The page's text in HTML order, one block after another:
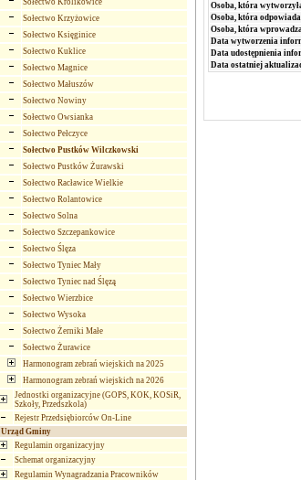
Sołectwo Królikowice
Sołectwo Krzyżowice
Sołectwo Księginice
Sołectwo Kuklice
Sołectwo Magnice
Sołectwo Małuszów
Sołectwo Nowiny
Sołectwo Owsianka
Sołectwo Pełczyce
Sołectwo Pustków Wilczkowski
Sołectwo Pustków Żurawski
Sołectwo Racławice Wielkie
Sołectwo Rolantowice
Sołectwo Solna
Sołectwo Szczepankowice
Sołectwo Ślęza
Sołectwo Tyniec Mały
Sołectwo Tyniec nad Ślęzą
Sołectwo Wierzbice
Sołectwo Wysoka
Sołectwo Żerniki Małe
Sołectwo Żurawice
Harmonogram zebrań wiejskich na 2025
Harmonogram zebrań wiejskich na 2026
Jednostki organizacyjne (GOPS, KOK, KOSiR,
Szkoły, Przedszkola)
Rejestr Przedsiębiorców On-Line
Urząd Gminy
Regulamin organizacyjny
Schemat organizacyjny
Regulamin Wynagradzania Pracowników
Osoba, która
Osoba, która odpowiada
Osoba, która
Data wytworzenia
Data udostępnienia
Data ostatniej